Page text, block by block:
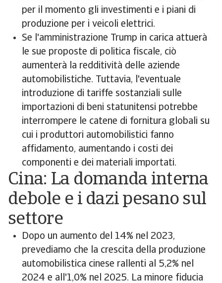
per il momento gli investimenti e i piani di
produzione per i veicoli elettrici.
Se l'amministrazione Trump in carica attuerà
le sue proposte di politica fiscale, ciò
aumenterà la redditività delle aziende
automobilistiche. Tuttavia, l'eventuale
introduzione di tariffe sostanziali sulle
importazioni di beni statunitensi potrebbe
interrompere le catene di fornitura globali su
cui i produttori automobilistici fanno
affidamento, aumentando i costi dei
componenti e dei materiali importati.
Cina: La domanda interna
debole e i dazi pesano sul
settore
Dopo un aumento del 14% nel 2023,
prevediamo che la crescita della produzione
automobilistica cinese rallenti al 5,2% nel
2024 e all'1,0% nel 2025. La minore fiducia